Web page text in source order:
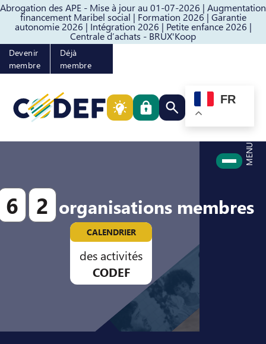
Abrogation des APE - Mise à jour au 01-07-2026 | Augmentation
financement Maribel social | Formation 2026 | Garantie
autonomie 2026 | Intégration 2026 | Petite enfance 2026 |
Centrale d’achats - BRUX'Koop
Passer au contenuPasser au pied de page
Devenir
membre
Déjà
membre
Rechercher quelque
FR
MENU
6 2 organisations membres
CALENDRIER
des activités
CODEF